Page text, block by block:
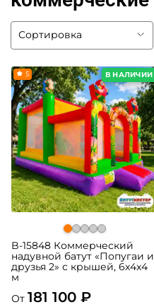
В НАЛИЧИИ
5
B-15848 Коммерческий
надувной батут «Попугаи и
друзья 2» с крышей, 6x4x4
м
От 181 100 ₽